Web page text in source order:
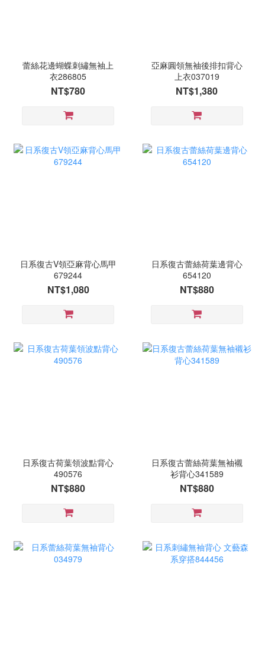
蕾絲花邊蝴蝶刺繡無袖上
衣286805
NT$780
亞麻圓領無袖後排扣背心
上衣037019
NT$1,380
日系復古V領亞麻背心馬甲
679244
NT$1,080
日系復古蕾絲荷葉邊背心
654120
NT$880
日系復古荷葉領波點背心
490576
NT$880
日系復古蕾絲荷葉無袖襯
衫背心341589
NT$880